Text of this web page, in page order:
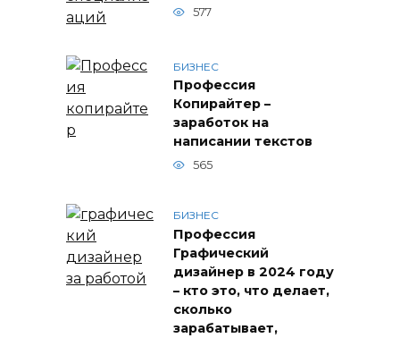
577
БИЗНЕС
Профессия
Копирайтер –
заработок на
написании текстов
565
БИЗНЕС
Профессия
Графический
дизайнер в 2024 году
– кто это, что делает,
сколько
зарабатывает,